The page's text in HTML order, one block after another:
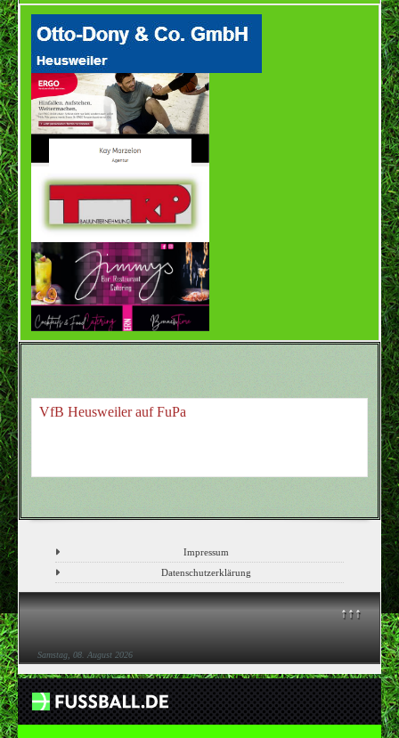
Impressum
Datenschutzerklärung
↑↑↑
Samstag, 08. August 2026
VfB Heusweiler auf FuPa